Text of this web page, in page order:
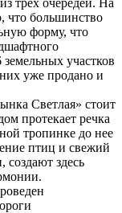
что большинство
форму, что
участков
уже продано и
Светлая» стоит
протекает речка
тропинке до нее
птиц и свежий
здесь